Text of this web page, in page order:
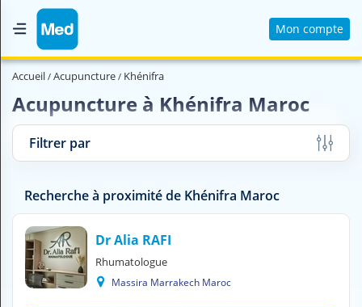
Mon compte
Accueil
Magazine Médical
Nous contacter
Accueil Acupuncture Khénifra
Acupuncture à Khénifra Maroc
Filtrer par
Recherche à proximité de Khénifra Maroc
Dr Alia RAFI
Rhumatologue
Massira Marrakech Maroc